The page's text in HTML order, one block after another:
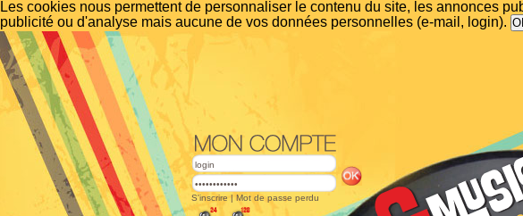
Les cookies nous permettent de personnaliser le contenu du site, les annonces
publicité ou d'analyse mais aucune de vos données personnelles (e-mail, login).
S'inscrire | Mot de passe perdu